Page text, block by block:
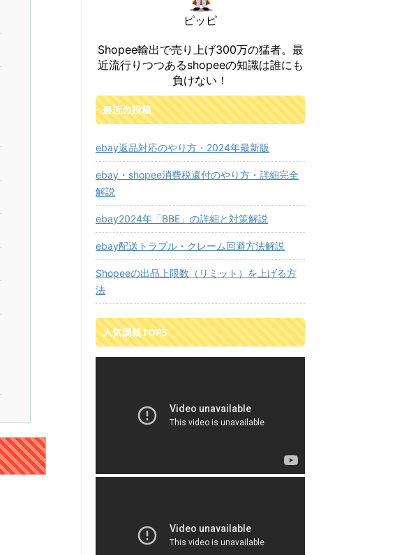
ピッピ
Shopee輸出で売り上げ300万の猛者。最
近流行りつつあるshopeeの知識は誰にも
負けない！
最近の投稿
ebay返品対応のやり方・2024年最新版
ebay・shopee消費税還付のやり方・詳細完全
解説
ebay2024年「BBE」の詳細と対策解説
ebay配送トラブル・クレーム回避方法解説
Shopeeの出品上限数（リミット）を上げる方
法
人気講義TOP5